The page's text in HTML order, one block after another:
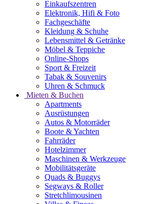
Einkaufszentren
Elektronik, Hifi & Foto
Fachgeschäfte
Kleidung & Schuhe
Lebensmittel & Getränke
Möbel & Teppiche
Online-Shops
Sport & Freizeit
Tabak & Souvenirs
Uhren & Schmuck
Mieten & Buchen
Apartments
Ausrüstungen
Autos & Motorräder
Boote & Yachten
Fahrräder
Hotelzimmer
Maschinen & Werkzeuge
Mobilitätsgeräte
Quads & Buggys
Segways & Roller
Stretchlimousinen